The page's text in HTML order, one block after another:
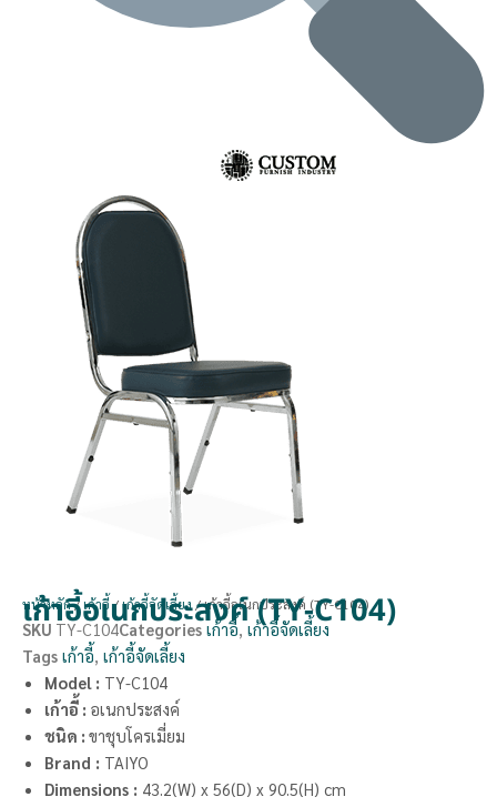
หน้าหลัก/เก้าอี้/เก้าอี้จัดเลี้ยง/ เก้าอี้อเนกประสงค์ (TY-C104)
เก้าอี้อเนกประสงค์ (TY-C104)
SKU TY-C104Categories เก้าอี้, เก้าอี้จัดเลี้ยง
Tags เก้าอี้, เก้าอี้จัดเลี้ยง
Model : TY-C104
เก้าอี้ : อเนกประสงค์
ชนิด : ขาชุบโครเมี่ยม
Brand : TAIYO
Dimensions : 43.2(W) x 56(D) x 90.5(H) cm